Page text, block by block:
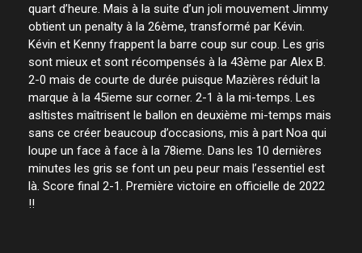
quart d’heure. Mais à la suite d’un joli mouvement Jimmy
obtient un penalty à la 26ème, transformé par Kévin.
Kévin et Kenny frappent la barre coup sur coup. Les gris
sont mieux et sont récompensés à la 43ème par Alex B.
2-0 mais de courte de durée puisque Mazières réduit la
marque à la 45ieme sur corner. 2-1 à la mi-temps. Les
asltistes maîtrisent le ballon en deuxième mi-temps mais
sans ce créer beaucoup d’occasions, mis à part Noa qui
loupe un face à face à la 78ieme. Dans les 10 dernières
minutes les gris se font un peu peur mais l’essentiel est
là. Score final 2-1. Première victoire en officielle de 2022
!!